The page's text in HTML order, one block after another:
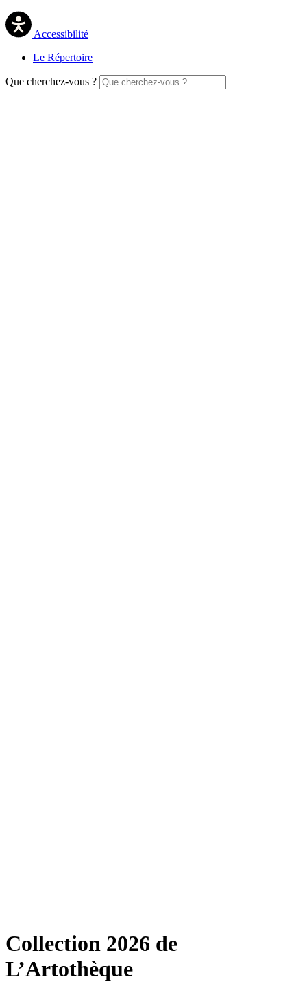
Accessibilité
Le Répertoire
Que cherchez-vous ?
Collection 2026 de
L’Artothèque